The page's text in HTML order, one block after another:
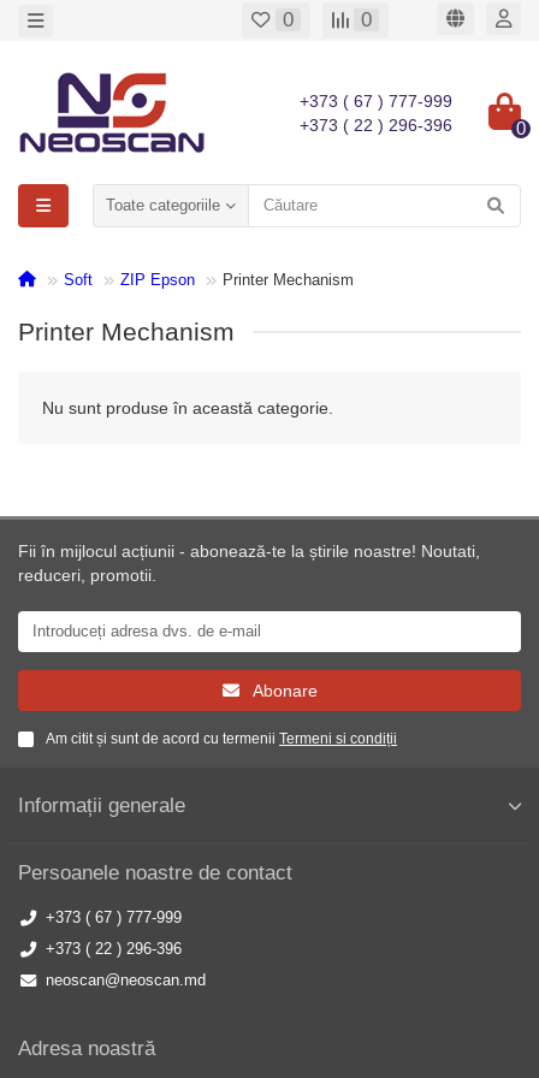
0 0
+373 ( 67 ) 777-999
+373 ( 22 ) 296-396
0
Toate categoriile
Soft ZIP Epson Printer Mechanism
Printer Mechanism
Nu sunt produse în această categorie.
Fii în mijlocul acțiunii - abonează-te la știrile noastre! Noutati,
reduceri, promotii.
Abonare
Am citit și sunt de acord cu termenii Termeni si condiții
Informații generale
Persoanele noastre de contact
+373 ( 67 ) 777-999
+373 ( 22 ) 296-396
neoscan@neoscan.md
Adresa noastră